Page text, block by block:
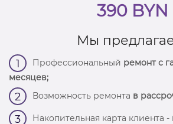
390 BYN
Мы
1 Профессиональный ремонт с
месяцев;
2 Возможность ремонта в
3 Накопительная карта клиента -